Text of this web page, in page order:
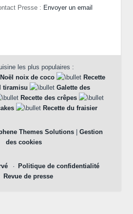
Presse : Envoyer un email
les plus populaires :
noix de coco
Recette
tiramisu
Galette des
Recette des crêpes
Recette du fraisier
Themes Solutions| Gestion
des cookies
Politique de confidentialité
Revue de presse